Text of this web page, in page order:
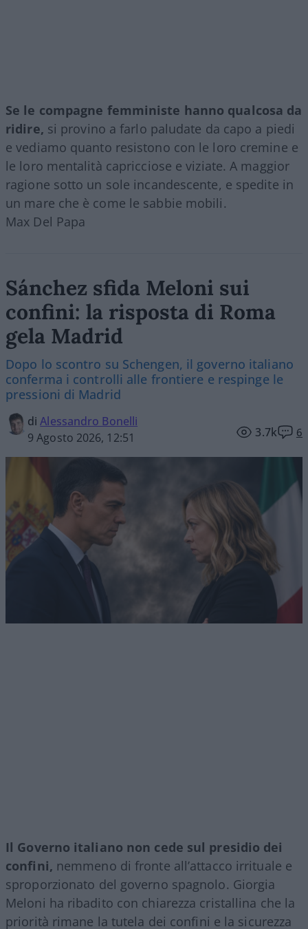
Se le compagne femministe hanno qualcosa da
ridire, si provino a farlo paludate da capo a piedi
e vediamo quanto resistono con le loro cremine e
le loro mentalità capricciose e viziate. A maggior
ragione sotto un sole incandescente, e spedite in
un mare che è come le sabbie mobili.
Max Del Papa
Sánchez sfida Meloni sui
confini: la risposta di Roma
gela Madrid
Dopo lo scontro su Schengen, il governo italiano
conferma i controlli alle frontiere e respinge le
pressioni di Madrid
diAlessandro Bonelli
9 Agosto 2026, 12:51
3.7k 6
Il Governo italiano non cede sul presidio dei
confini, nemmeno di fronte all’attacco irrituale e
sproporzionato del governo spagnolo. Giorgia
Meloni ha ribadito con chiarezza cristallina che la
priorità rimane la tutela dei confini e la sicurezza